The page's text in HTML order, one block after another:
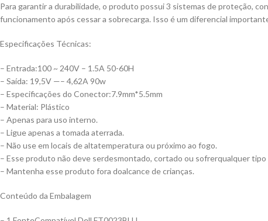
Para garantir a durabilidade, o produto possui 3 sistemas de proteção,
funcionamento após cessar a sobrecarga. Isso é um diferencial
Especificações Técnicas:
– Entrada:100 ~ 240V – 1.5A 50-60H
– Saída: 19,5V —– 4,62A 90w
– Especificações do Conector:7.9mm*5.5mm
– Material: Plástico
– Apenas para uso interno.
– Ligue apenas a tomada aterrada.
– Não use em locais de altatemperatura ou próximo ao fogo.
– Esse produto não deve serdesmontado, cortado ou sofrerqualquer
– Mantenha esse produto fora doalcance de crianças.
Conteúdo da Embalagem